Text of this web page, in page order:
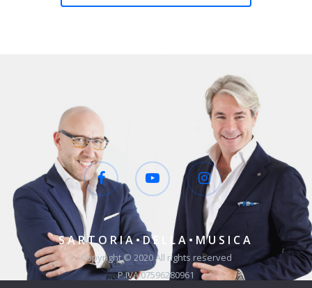
SARTORIA•DELLA•MUSICA
Copyright © 2020 All rights reserved
P.IVA 07596280961